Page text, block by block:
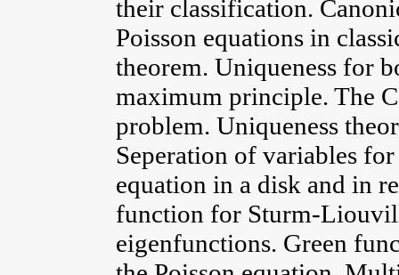
their classification.
Poisson equations in
theorem. Uniqueness for
maximum principle. The
problem. Uniqueness
Seperation of variables
equation in a disk and in
function for Sturm-
eigenfunctions. Green